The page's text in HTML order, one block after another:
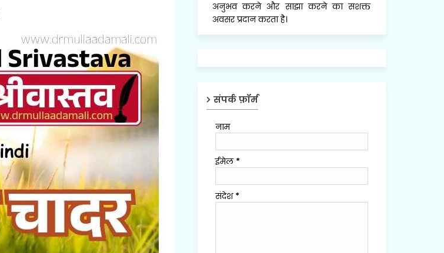
अनुभव करने और साझा करने का सशक्त
अवसर प्रदान करता है।
संपर्क फ़ॉर्म
नाम
ईमेल *
संदेश *